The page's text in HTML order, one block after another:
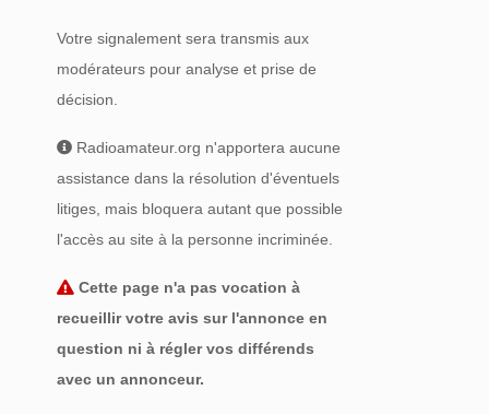
Votre signalement sera transmis aux
modérateurs pour analyse et prise de
décision.
Radioamateur.org n'apportera aucune
assistance dans la résolution d'éventuels
litiges, mais bloquera autant que possible
l'accès au site à la personne incriminée.
Cette page n'a pas vocation à
recueillir votre avis sur l'annonce en
question ni à régler vos différends
avec un annonceur.